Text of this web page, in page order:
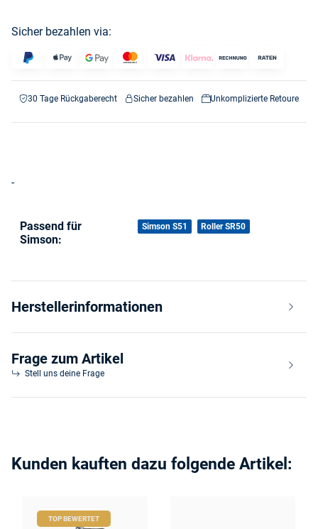
Sicher bezahlen via:
30 Tage Rückgaberecht Sicher bezahlen Unkomplizierte Retoure
-
Produkteigenschaft
Wert
Passend für
Simson:
Simson S51 Roller SR50
Herstellerinformationen
Frage zum Artikel
Stell uns deine Frage
Kunden kauften dazu folgende Artikel:
TOP BEWERTET